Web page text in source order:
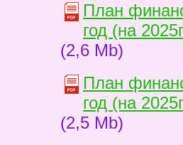
План
год (на
(2,6 Mb)
План
год (на
(2,5 Mb)